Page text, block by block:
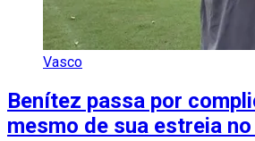
Vasco
Benítez passa por
mesmo de sua estreia